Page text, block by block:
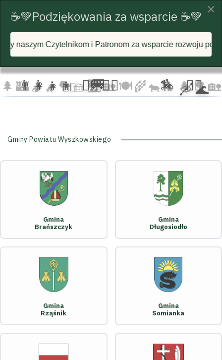
☁️ 🦅
☁️
🦅 🦅 ☁️
🌲 🏰 🏕️ 🔥 🌳 🧺🌉🏡 🍽️🌾🐄🌲 🌲🌳🏡
🚐 🚴‍♂️
🏇 🛶 🌊
🚴‍♀️ 🏃‍♂️ 🏃‍♀️
👨‍👩‍👧‍👦
Gminy Powiatu Wyszkowskiego
Gmina
Brańszczyk
Gmina
Długosiodło
Gmina
Rząśnik
Gmina
Somianka
×
☕💚Podziękowania za wsparcie ☕💚
i Patronom za wsparcie rozwoju portalu i każdą